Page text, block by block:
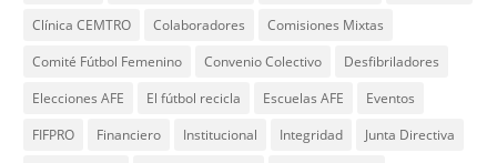
Clínica CEMTRO
Colaboradores
Comisiones Mixtas
Comité Fútbol Femenino
Convenio Colectivo
Desfibriladores
Elecciones AFE
El fútbol recicla Escuelas AFE
Eventos
FIFPRO
Financiero Institucional Integridad
Junta Directiva